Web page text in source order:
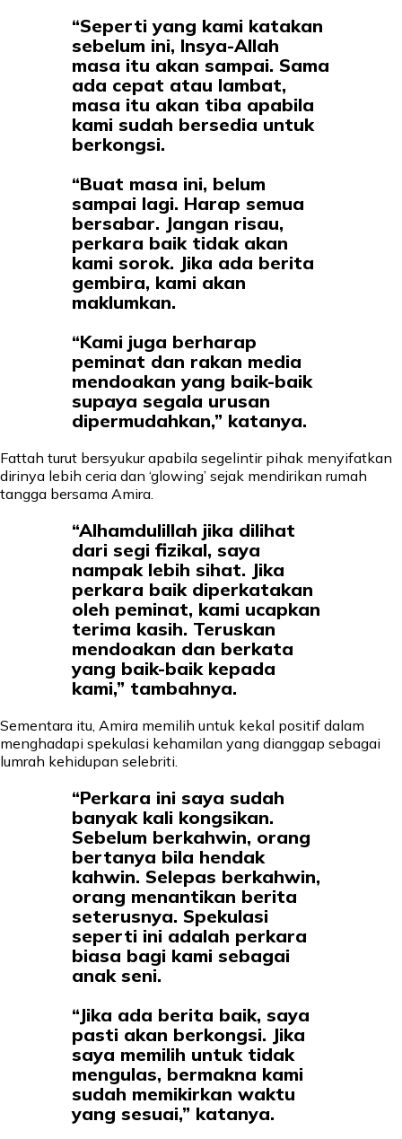
“Seperti yang kami katakan
sebelum ini, Insya-Allah
masa itu akan sampai. Sama
ada cepat atau lambat,
masa itu akan tiba apabila
kami sudah bersedia untuk
berkongsi.
“Buat masa ini, belum
sampai lagi. Harap semua
bersabar. Jangan risau,
perkara baik tidak akan
kami sorok. Jika ada berita
gembira, kami akan
maklumkan.
“Kami juga berharap
peminat dan rakan media
mendoakan yang baik-baik
supaya segala urusan
dipermudahkan,” katanya.
Fattah turut bersyukur apabila segelintir pihak menyifatkan
dirinya lebih ceria dan ‘glowing’ sejak mendirikan rumah
tangga bersama Amira.
“Alhamdulillah jika dilihat
dari segi fizikal, saya
nampak lebih sihat. Jika
perkara baik diperkatakan
oleh peminat, kami ucapkan
terima kasih. Teruskan
mendoakan dan berkata
yang baik-baik kepada
kami,” tambahnya.
Sementara itu, Amira memilih untuk kekal positif dalam
menghadapi spekulasi kehamilan yang dianggap sebagai
lumrah kehidupan selebriti.
“Perkara ini saya sudah
banyak kali kongsikan.
Sebelum berkahwin, orang
bertanya bila hendak
kahwin. Selepas berkahwin,
orang menantikan berita
seterusnya. Spekulasi
seperti ini adalah perkara
biasa bagi kami sebagai
anak seni.
“Jika ada berita baik, saya
pasti akan berkongsi. Jika
saya memilih untuk tidak
mengulas, bermakna kami
sudah memikirkan waktu
yang sesuai,” katanya.